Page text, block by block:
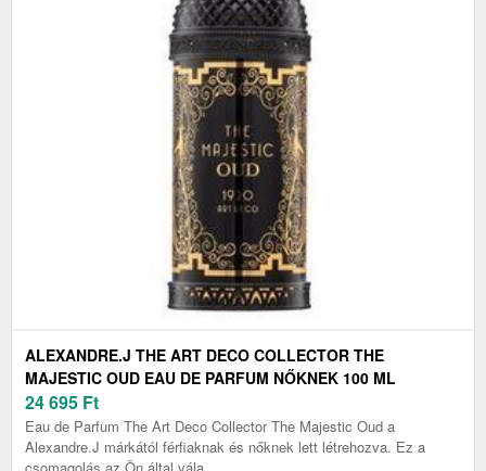
ALEXANDRE.J THE ART DECO COLLECTOR THE
MAJESTIC OUD EAU DE PARFUM NŐKNEK 100 ML
24 695 Ft
Eau de Parfum The Art Deco Collector The Majestic Oud a
Alexandre.J márkától férfiaknak és nőknek lett létrehozva. Ez a